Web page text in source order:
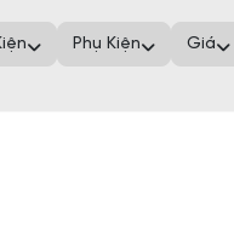
Phụ Kiện Giá